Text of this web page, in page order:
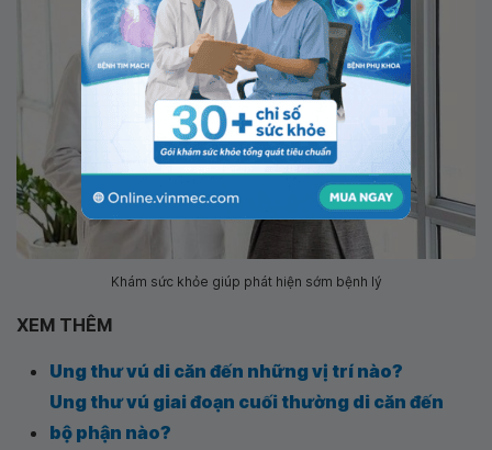
Khám sức khỏe giúp phát hiện sớm bệnh lý
XEM THÊM
Ung thư vú di căn đến những vị trí nào?
Ung thư vú giai đoạn cuối thường di căn đến
bộ phận nào?